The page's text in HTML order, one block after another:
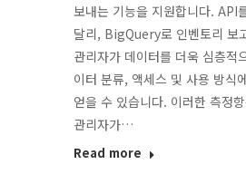
보내는 기능을 지원합니다. API
달리, BigQuery로 인벤토리 보
관리자가 데이터를 더욱 심층적
이터 분류, 액세스 및 사용 방식
얻을 수 있습니다. 이러한 측정
관리자가…
Read more